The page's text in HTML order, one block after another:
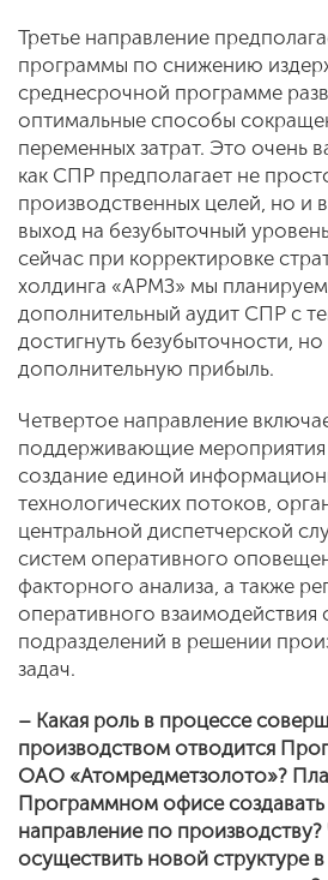
Третье направление
программы по снижению
среднесрочной программе
оптимальные способы
переменных затрат. Это очень
как СПР предполагает не
производственных целей, но и
выход на безубыточный
сейчас при корректировке
холдинга «АРМЗ» мы
дополнительный аудит СПР с
достигнуть безубыточности,
дополнительную прибыль.
Четвертое направление
поддерживающие мероприятия
создание единой
технологических потоков,
центральной диспетчерской
систем оперативного
факторного анализа, а также
оперативного взаимодействия
подразделений в решении
задач.
– Какая роль в процессе
производством отводится
ОАО «Атомредметзолото»?
Программном офисе создавать
направление по
осуществить новой структуре